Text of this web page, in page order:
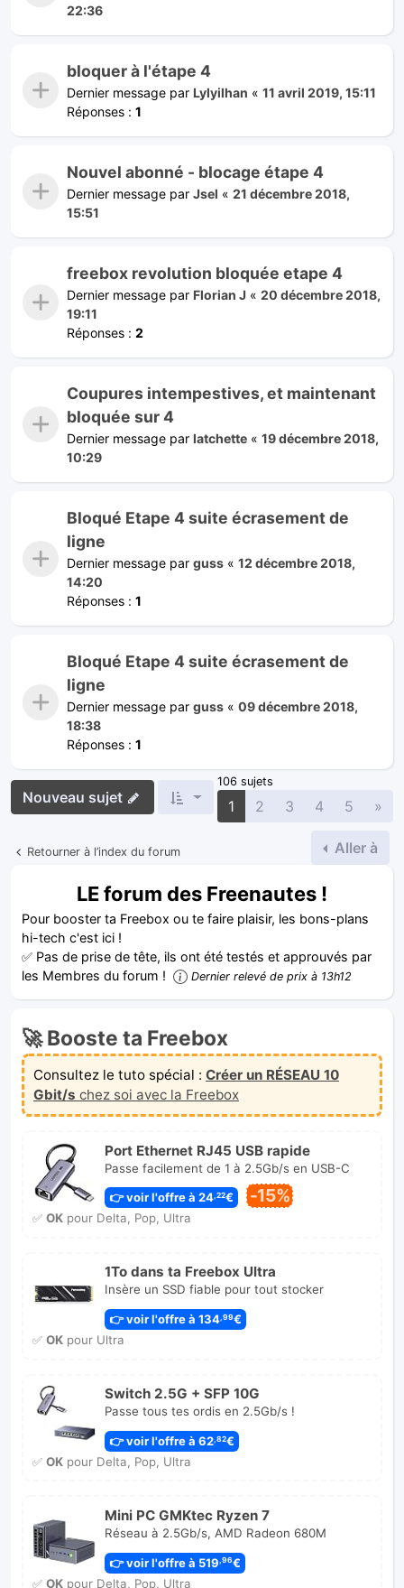
22:36
bloquer à l'étape 4
Dernier message par Lylyilhan « 11 avril 2019, 15:11
Réponses : 1
Nouvel abonné - blocage étape 4
Dernier message par Jsel « 21 décembre 2018,
15:51
freebox revolution bloquée etape 4
Dernier message par Florian J « 20 décembre 2018,
19:11
Réponses : 2
Coupures intempestives, et maintenant
bloquée sur 4
Dernier message par latchette « 19 décembre 2018,
10:29
Bloqué Etape 4 suite écrasement de
ligne
Dernier message par guss « 12 décembre 2018,
14:20
Réponses : 1
Bloqué Etape 4 suite écrasement de
ligne
Dernier message par guss « 09 décembre 2018,
18:38
Réponses : 1
Nouveau sujet
106 sujets
1 2 3 4 5 »
Retourner à l’index du forum Aller à
LE forum des Freenautes !
Pour booster ta Freebox ou te faire plaisir, les bons-plans
hi-tech c'est ici !
✅ Pas de prise de tête, ils ont été testés et approuvés par
les Membres du forum !
Dernier relevé de prix à 13h12
🚀 Booste ta Freebox
Consultez le tuto spécial : Créer un RÉSEAU 10
Gbit/s chez soi avec la Freebox
Port Ethernet RJ45 USB rapide
Passe facilement de 1 à 2.5Gb/s en USB-C
👉 voir l'offre à 24 ,22€ -15%
✅ OKpour Delta, Pop, Ultra
1To dans ta Freebox Ultra
Insère un SSD fiable pour tout stocker
👉 voir l'offre à 134 ,99€
✅ OKpour Ultra
Switch 2.5G + SFP 10G
Passe tous tes ordis en 2.5Gb/s !
👉 voir l'offre à 62,82€
✅ OKpour Delta, Pop, Ultra
Mini PC GMKtec Ryzen 7
Réseau à 2.5Gb/s, AMD Radeon 680M
👉 voir l'offre à 519,96€
✅ OKpour Delta, Pop, Ultra